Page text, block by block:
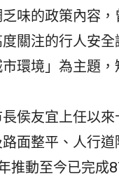
味的政策內容
關注的行人安
環境」為主題
侯友宜上任以
面整平、人行
推動至今已完成